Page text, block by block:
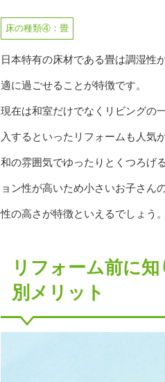
床の種類④：畳
日本特有の床材である畳は調湿性
適に過ごせることが特徴です。
現在は和室だけでなくリビングの
入するといったリフォームも人気
和の雰囲気でゆったりとくつろげ
ョン性が高いため小さいお子さん
性の高さが特徴といえるでしょう。
リフォーム前に
別メリット